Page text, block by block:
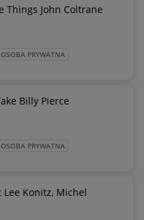
Things John Coltrane
OSOBA PRYWATNA
Billy Pierce
OSOBA PRYWATNA
Lee Konitz, Michel